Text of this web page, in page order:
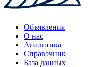
Объявления
О нас
Аналитика
Справочник
База данных